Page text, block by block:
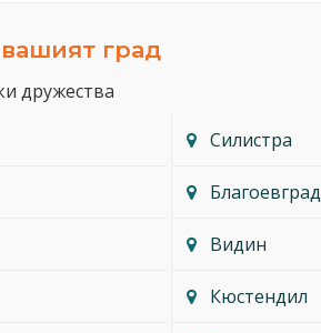
град
дружества
Силистра
Благоевград
Видин
Кюстендил